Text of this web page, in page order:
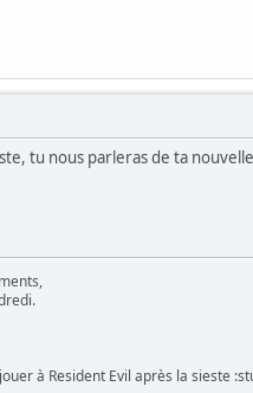
tu nous parleras de ta nouvelle
à Resident Evil après la sieste